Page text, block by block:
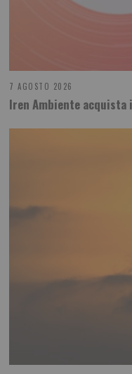
7 AGOSTO 2026
Iren Ambiente acquista